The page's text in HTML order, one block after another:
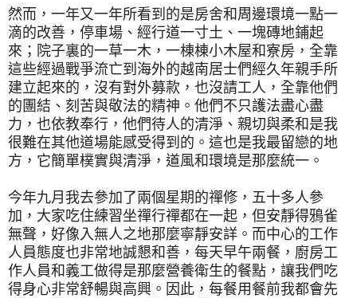
然而，一年又一年所看到的是房舍和周邊環境一點一
滴的改善，停車場、經行道一寸土、一塊磚地鋪起
來；院子裏的一草一木，一棟棟小木屋和寮房，全靠
這些經過戰爭流亡到海外的越南居士們經久年親手所
建立起來的，沒有對外募款，也沒請工人，全靠他們
的團結、刻苦與敬法的精神。他們不只護法盡心盡
力，也依教奉行，他們待人的清淨、親切與柔和是我
很難在其他道場能感受得到的。這也是我最留戀的地
方，它簡單樸實與清淨，道風和環境是那麼統一。
今年九月我去參加了兩個星期的禪修，五十多人參
加，大家吃住練習坐禪行禪都在一起，但安靜得鴉雀
無聲，好像入無人之地那麼寧靜安詳。而中心的工作
人員態度也非常地誠懇和善，每天早午兩餐，廚房工
作人員和義工做得是那麼營養衛生的餐點，讓我們吃
得身心非常舒暢與高興。因此，每餐用餐前我都會先